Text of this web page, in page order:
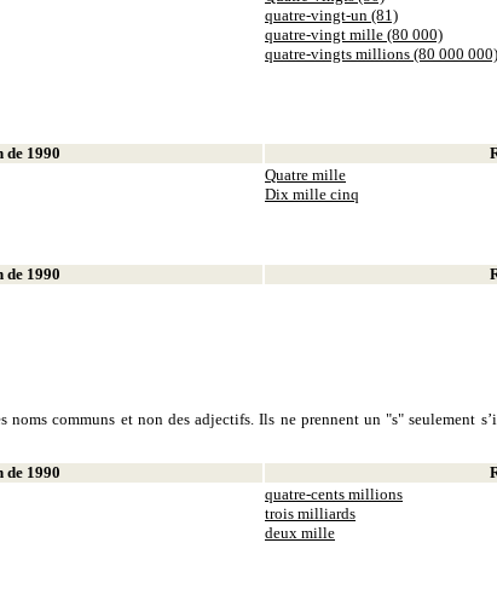
quatre-vingt-un (81)
quatre-vingt mille (80 000)
quatre-vingts millions (80 000 000)
de 1990
Quatre mille
Dix mille cinq
de 1990
communs et non des adjectifs. Ils ne prennent un "s" seulement
de 1990
quatre-cents millions
trois milliards
deux mille